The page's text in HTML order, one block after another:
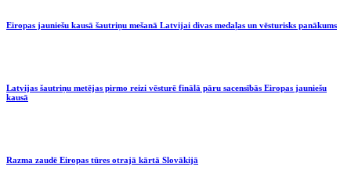
Eiropas jauniešu kausā šautriņu mešanā Latvijai divas medaļas un vēsturisks panākums
Latvijas šautriņu metējas pirmo reizi vēsturē finālā pāru sacensībās Eiropas jauniešu
kausā
Razma zaudē Eiropas tūres otrajā kārtā Slovākijā